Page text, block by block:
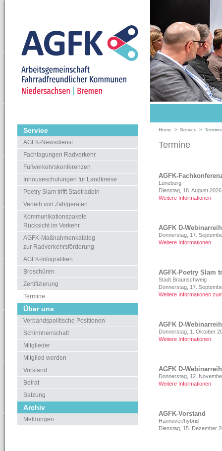
Service
AGFK-Newsdienst
Fachtagungen Radverkehr
Fußverkehrskonferenzen
Inhouseschulungen für Landkreise
Poetry Slam trifft Stadtradeln
Verleih von Zählgeräten
Kommunikationspakete
Rücksicht im Verkehr
AGFK-Maßnahmenkatalog
zur Radverkehrsförderung
AGFK-Infografiken
Broschüren
Zertifizierung
Termine
Über uns
Verbandspolitische Positionen
Schirmherrschaft
Mitglieder
Mitglied werden
Vorstand
Beirat
Satzung
Archiv
Meldungen
Home > Service > Termine
Termine
AGFK-
Lüneburg
Dienstag, 18. August 2026
Weitere Informationen
AGFK D-
Donnerstag, 17.
Weitere Informationen
AGFK-Poetry Slam
Stadt Braunschweig
Donnerstag, 17.
Weitere Informationen
AGFK D-
Donnerstag, 1. Oktober
Weitere Informationen
AGFK D-
Donnerstag, 12.
Weitere Informationen
AGFK-Vorstand
Hannover/hybrid
Dienstag, 15. Dezember